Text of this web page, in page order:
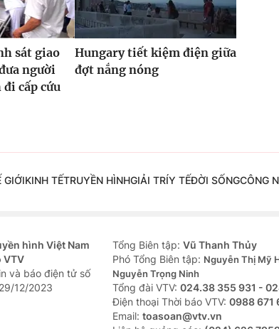
sát giao
người
cấp cứu
Hungary tiết kiệm điện giữa
đợt nắng nóng
GIỚIKINH TẾTRUYỀN HÌNHGIẢI TRÍY TẾĐỜI SỐNGCÔNG
hình Việt Nam
VTV
và báo điện tử số
12/2023
Tổng Biên tập: Vũ Thanh Thủy
Phó Tổng Biên tập: Nguyễn Thị Mỹ
Nguyễn Trọng Ninh
Tổng đài VTV: 024.38 355 931 -
Ðiện thoại Thời báo VTV: 0988 671
Email: toasoan@vtv.vn